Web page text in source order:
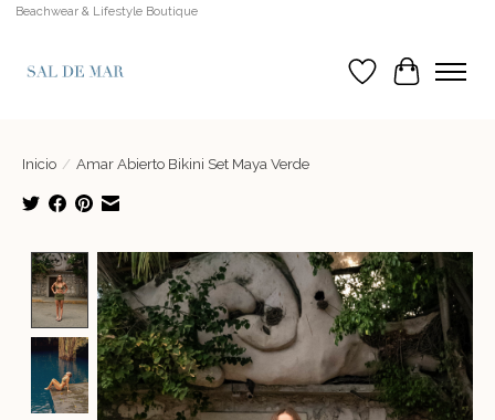
Beachwear & Lifestyle Boutique
Lista de deseos
Cesta
Inicio / Amar Abierto Bikini Set Maya Verde
Product image slideshow Items